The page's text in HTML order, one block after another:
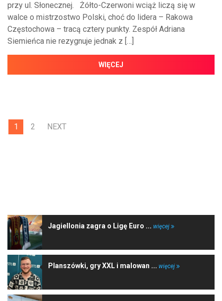
przy ul. Słonecznej. Żółto-Czerwoni wciąż liczą się w
walce o mistrzostwo Polski, choć do lidera – Rakowa
Częstochowa – tracą cztery punkty. Zespół Adriana
Siemieńca nie rezygnuje jednak z […]
WIĘCEJ
1 2 NEXT
Jagiellonia zagra o Ligę Euro ... więcej
Planszówki, gry XXL i malowan ... więcej